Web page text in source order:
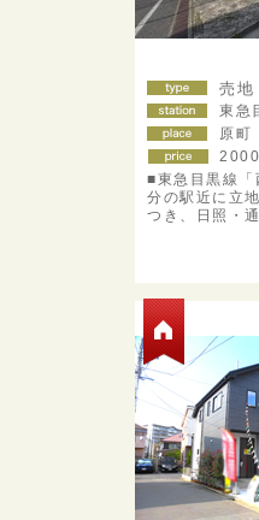
売地
東急
原町
■東急目黒線「
分の駅近に立
つき、日照・